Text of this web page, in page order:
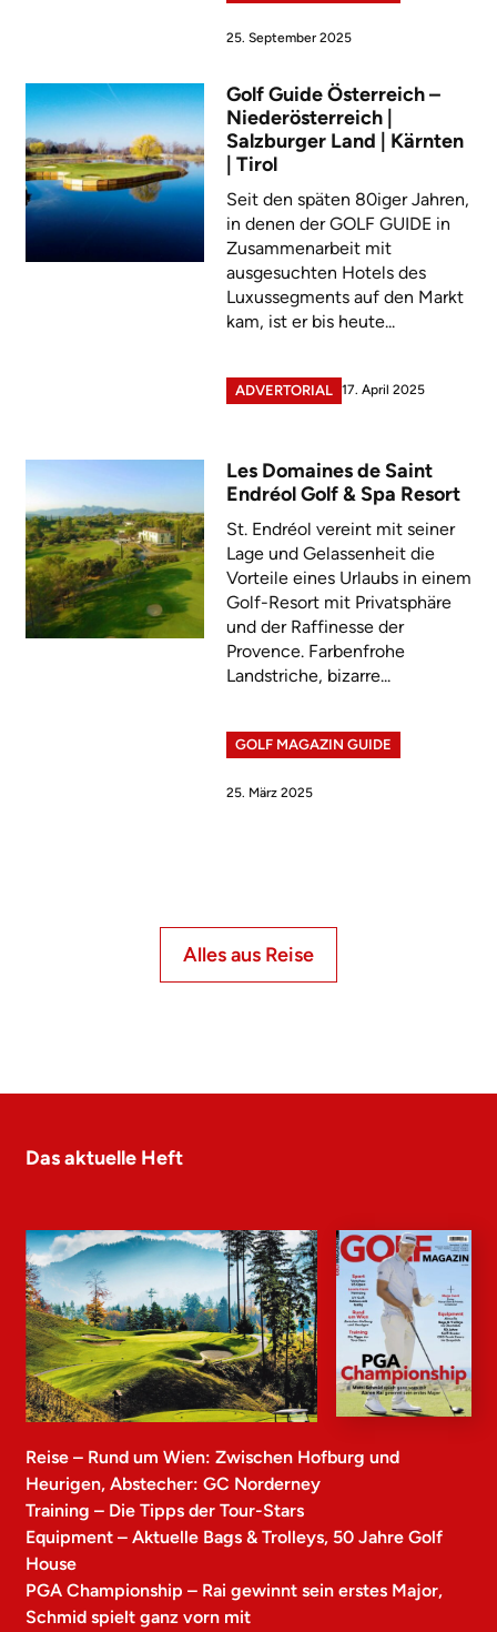
25. September 2025
Golf Guide Österreich –
Niederösterreich |
Salzburger Land | Kärnten
| Tirol
Seit den späten 80iger Jahren,
in denen der GOLF GUIDE in
Zusammenarbeit mit
ausgesuchten Hotels des
Luxussegments auf den Markt
kam, ist er bis heute...
ADVERTORIAL 17. April 2025
Les Domaines de Saint
Endréol Golf & Spa Resort
St. Endréol vereint mit seiner
Lage und Gelassenheit die
Vorteile eines Urlaubs in einem
Golf-Resort mit Privatsphäre
und der Raffinesse der
Provence. Farbenfrohe
Landstriche, bizarre...
GOLF MAGAZIN GUIDE
25. März 2025
Alles aus Reise
Das aktuelle Heft
Reise – Rund um Wien: Zwischen Hofburg und
Heurigen, Abstecher: GC Norderney
Training – Die Tipps der Tour-Stars
Equipment – Aktuelle Bags & Trolleys, 50 Jahre Golf
House
PGA Championship – Rai gewinnt sein erstes Major,
Schmid spielt ganz vorn mit